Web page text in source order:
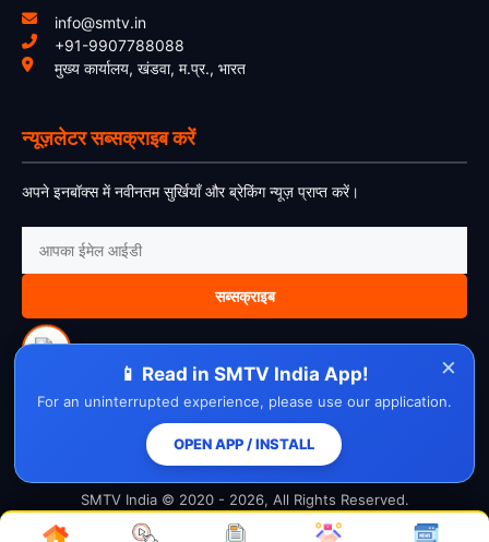
info@smtv.in
+91-9907788088
मुख्य कार्यालय, खंडवा, म.प्र., भारत
न्यूज़लेटर सब्सक्राइब करें
अपने इनबॉक्स में नवीनतम सुर्खियाँ और ब्रेकिंग न्यूज़ प्राप्त करें।
सब्सक्राइब
About UsContact Us DisclaimerPrivacy PolicyCookie Policy
Cancellation PolicyRefund PolicyTerms & Conditions
SMTV India © 2020 - 2026, All Rights Reserved.
×
📱 Read in SMTV India App!
For an uninterrupted experience, please use our application.
OPEN APP / INSTALL